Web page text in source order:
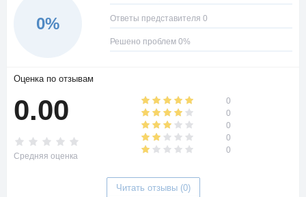
0% Ответы представителя 0
Решено проблем 0%
Оценка по отзывам
0.00
Средняя оценка
0
0
0
0
0
Читать отзывы (0)